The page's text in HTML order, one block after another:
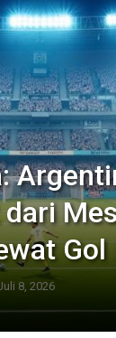
8, 2026